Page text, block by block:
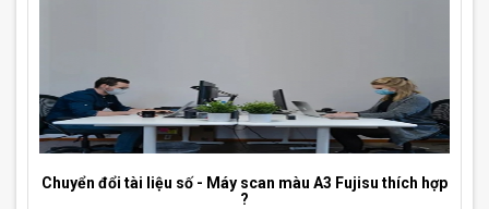
Chuyển đổi tài liệu số - Máy scan màu A3 Fujisu thích hợp
?